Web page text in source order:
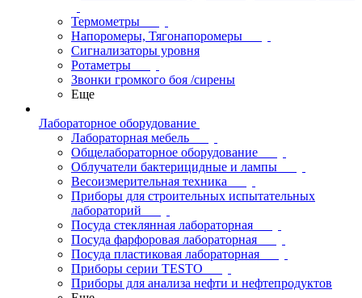
Термометры
Напоромеры, Тягонапоромеры
Сигнализаторы уровня
Ротаметры
Звонки громкого боя /сирены
Еще
Лабораторное оборудование
Лабораторная мебель
Общелабораторное оборудование
Облучатели бактерицидные и лампы
Весоизмерительная техника
Приборы для строительных испытательных
лабораторий
Посуда стеклянная лабораторная
Посуда фарфоровая лабораторная
Посуда пластиковая лабораторная
Приборы серии TESTO
Приборы для анализа нефти и нефтепродуктов